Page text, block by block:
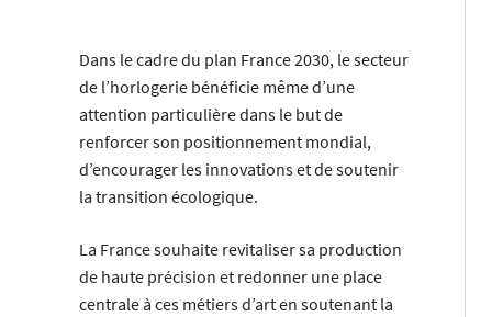
Dans le cadre du plan France 2030, le secteur
de l’horlogerie bénéficie même d’une
attention particulière dans le but de
renforcer son positionnement mondial,
d’encourager les innovations et de soutenir
la transition écologique.
La France souhaite revitaliser sa production
de haute précision et redonner une place
centrale à ces métiers d’art en soutenant la